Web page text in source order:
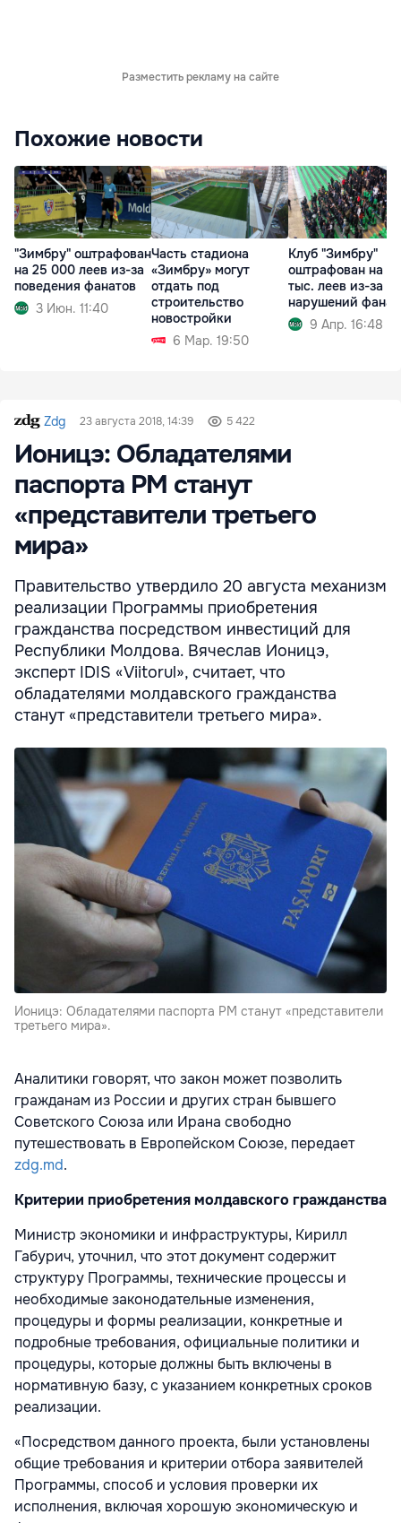
Разместить рекламу на сайте
Похожие новости
"Зимбру" оштрафован
на 25 000 леев из-за
поведения фанатов
3 Июн. 11:40
Часть стадиона
«Зимбру» могут
отдать под
строительство
новостройки
6 Мар. 19:50
Клуб "Зимбру"
оштрафован на 30
тыс. леев из-за
нарушений
9 Апр. 16:48
Zdg 23 августа 2018, 14:39 5 422
Ионицэ: Обладателями
паспорта РМ станут
«представители третьего
мира»
Правительство утвердило 20 августа механизм
реализации Программы приобретения
гражданства посредством инвестиций для
Республики Молдова. Вячеслав Ионицэ,
эксперт IDIS «Viitorul», считает, что
обладателями молдавского гражданства
станут «представители третьего мира».
Ионицэ: Обладателями паспорта РМ станут «представители
третьего мира».
Аналитики говорят, что закон может позволить
гражданам из России и других стран бывшего
Советского Союза или Ирана свободно
путешествовать в Европейском Союзе, передает
zdg.md.
Критерии приобретения молдавского гражданства
Министр экономики и инфраструктуры, Кирилл
Габурич, уточнил, что этот документ содержит
структуру Программы, технические процессы и
необходимые законодательные изменения,
процедуры и формы реализации, конкретные и
подробные требования, официальные политики и
процедуры, которые должны быть включены в
нормативную базу, с указанием конкретных сроков
реализации.
«Посредством данного проекта, были установлены
общие требования и критерии отбора заявителей
Программы, способ и условия проверки их
исполнения, включая хорошую экономическую и